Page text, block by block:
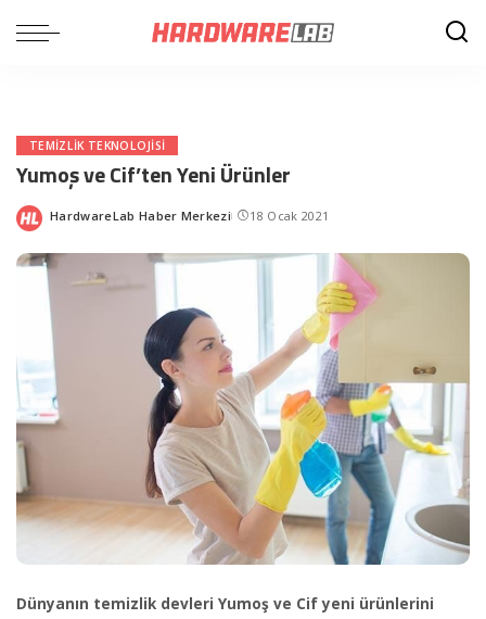
TEMIZLIK TEKNOLOJISI
Yumoş ve Cif’ten Yeni Ürünler
Posted
HardwareLab Haber Merkezi 18 Ocak 2021
Dünyanın temizlik devleri Yumoş ve Cif yeni ürünlerini